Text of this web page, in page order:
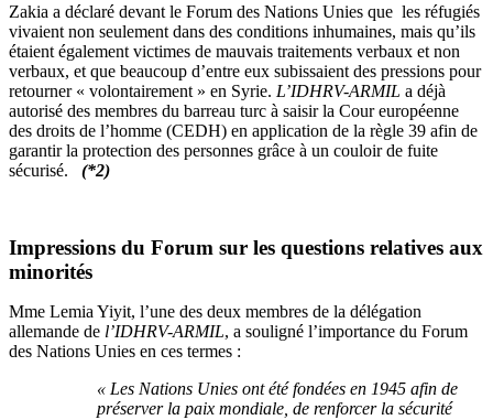
Zakia a déclaré devant le Forum des Nations Unies que les réfugiés
vivaient non seulement dans des conditions inhumaines, mais qu’ils
étaient également victimes de mauvais traitements verbaux et non
verbaux, et que beaucoup d’entre eux subissaient des pressions pour
retourner « volontairement » en Syrie. L’IDHRV-ARMIL a déjà
autorisé des membres du barreau turc à saisir la Cour européenne
des droits de l’homme (CEDH) en application de la règle 39 afin de
garantir la protection des personnes grâce à un couloir de fuite
sécurisé. (*2)
Impressions du Forum sur les questions relatives aux
minorités
Mme Lemia Yiyit, l’une des deux membres de la délégation
allemande de l’IDHRV-ARMIL, a souligné l’importance du Forum
des Nations Unies en ces termes :
« Les Nations Unies ont été fondées en 1945 afin de
préserver la paix mondiale, de renforcer la sécurité